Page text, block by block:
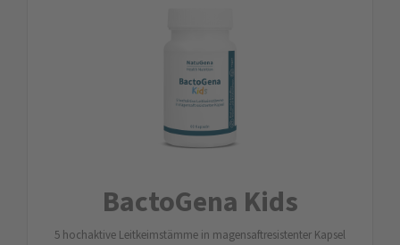
BactoGena Kids
5 hochaktive Leitkeimstämme in magensaftresistenter Kapsel